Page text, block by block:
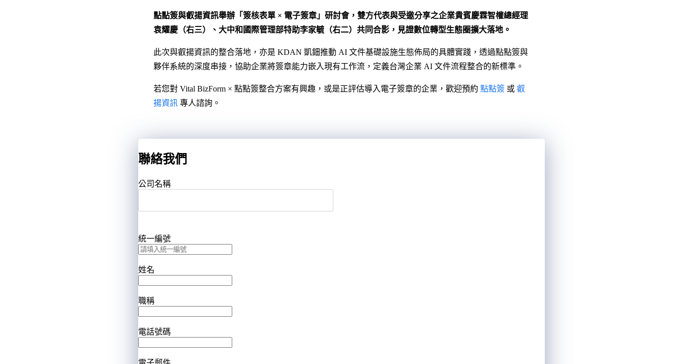
點點簽與叡揚資訊舉辦「簽核表單 × 電子簽章」研討會，雙方代表與受邀分享之企業貴賓慶霖智權總經理
袁耀慶（右三）、大中和國際管理部特助李家毓（右二）共同合影，見證數位轉型生態圈擴大落地。
此次與叡揚資訊的整合落地，亦是 KDAN 凱鈿推動 AI 文件基礎設施生態佈局的具體實踐，透過點點簽與
夥伴系統的深度串接，協助企業將簽章能力嵌入現有工作流，定義台灣企業 AI 文件流程整合的新標準。
若您對 Vital BizForm × 點點簽整合方案有興趣，或是正評估導入電子簽章的企業，歡迎預約 點點簽 或 叡
揚資訊 專人諮詢。
聯絡我們
公司名稱
統一編號
姓名
職稱
電話號碼